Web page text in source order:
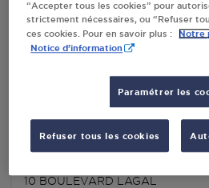
STATION GPL
MONTECH
13 AVENUE DE LA MOUSCANE
CARREFOUR EXPRESS
10 BOULEVARD LAGAL
“Accepter tous les cookies” pour
strictement nécessaires, ou “Refuser
ces cookies. Pour en savoir plus :
Notre
Notice d'information
Paramétrer les
Refuser tous les cookies